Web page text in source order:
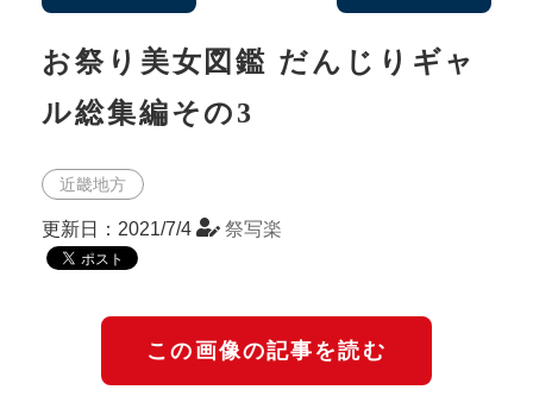
お祭り美女図鑑 だんじりギャ
ル総集編その3
近畿地方
更新日：2021/7/4 祭写楽
この画像の記事を読む